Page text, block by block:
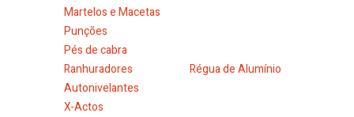
Martelos e Macetas
Punções
Pés de cabra
Ranhuradores
Régua de Alumínio
Autonivelantes
X-Actos